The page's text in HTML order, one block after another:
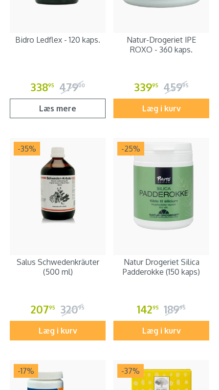
Bidro Ledflex - 120 kaps.
33895 47900
Læs mere
Natur-Drogeriet IPE
ROXO - 360 kaps.
33995 45995
Læg i kurv
-35%
Salus Schwedenkräuter
(500 ml)
20795 32095
Læg i kurv
-25%
Natur Drogeriet Silica
Padderokke (150 kaps)
14295 18995
Læg i kurv
-17% -37%